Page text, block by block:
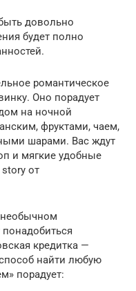
довольно
будет полно
романтическое
Оно порадует
на ночной
фруктами, чаем,
шарами. Вас ждут
и мягкие удобные
story от
кредитка —
найти любую
порадует: